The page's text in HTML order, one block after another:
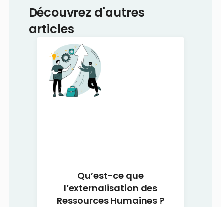
Découvrez d'autres
articles
Qu’est-ce que
l’externalisation des
Ressources Humaines ?